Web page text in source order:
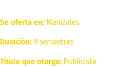
Se oferta en: Manizales
Duración:9 semestres
Título que otorga: Publicista